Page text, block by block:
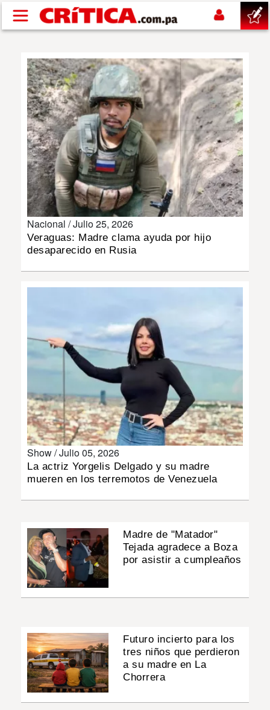
Pasar al contenido principal
SUCESOS
NACIONAL
POLÍTICA
SHOW
DEPORTES
MULTIMEDIA
IMPRESO
Nacional /Julio 25, 2026
Veraguas: Madre clama ayuda por hijo
desaparecido en Rusia
Show /Julio 05, 2026
La actriz Yorgelis Delgado y su madre
mueren en los terremotos de Venezuela
Madre de "Matador"
Tejada agradece a Boza
por asistir a cumpleaños
Futuro incierto para los
tres niños que perdieron
a su madre en La
Chorrera